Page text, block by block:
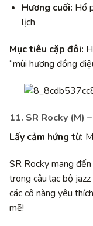
Hương cuối: Hổ
lịch
Mục tiêu cặp đôi:
“mùi hương đồng
11. SR Rocky (M)
Lấy cảm hứng từ:
SR Rocky mang
trong câu lạc bộ
các cô nàng yêu
mẽ!